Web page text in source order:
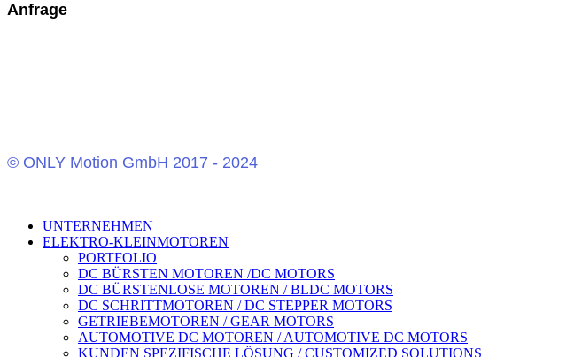
Anfrage
© ONLY Motion GmbH 2017 - 2024
UNTERNEHMEN
ELEKTRO-KLEINMOTOREN
PORTFOLIO
DC BÜRSTEN MOTOREN /DC MOTORS
DC BÜRSTENLOSE MOTOREN / BLDC MOTORS
DC SCHRITTMOTOREN / DC STEPPER MOTORS
GETRIEBEMOTOREN / GEAR MOTORS
AUTOMOTIVE DC MOTOREN / AUTOMOTIVE DC MOTORS
KUNDEN SPEZIFISCHE LÖSUNG / CUSTOMIZED SOLUTIONS